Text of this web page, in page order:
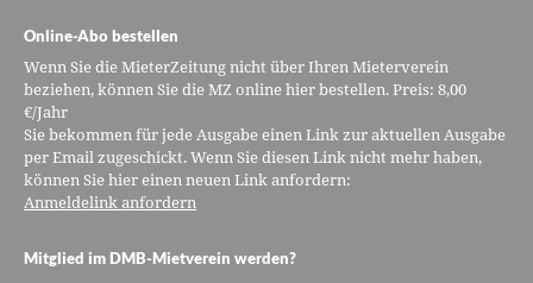
Online-Abo bestellen
Wenn Sie die MieterZeitung nicht über Ihren Mieterverein
beziehen, können Sie die MZ online hier bestellen. Preis: 8,00
€/Jahr
Sie bekommen für jede Ausgabe einen Link zur aktuellen Ausgabe
per Email zugeschickt. Wenn Sie diesen Link nicht mehr haben,
können Sie hier einen neuen Link anfordern:
Anmeldelink anfordern
Mitglied im DMB-Mietverein werden?